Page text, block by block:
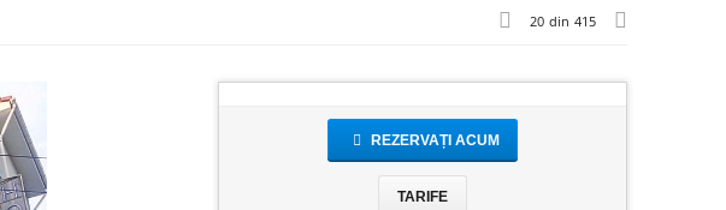
20 din 415
REZERVAȚI ACUM
TARIFE